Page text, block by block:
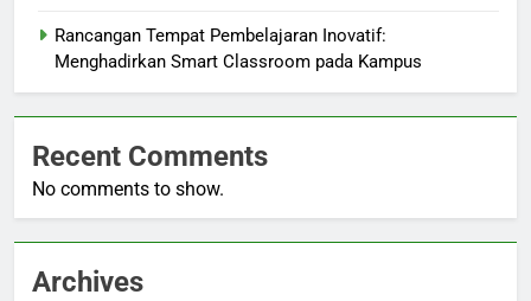
Rancangan Tempat Pembelajaran Inovatif:
Menghadirkan Smart Classroom pada Kampus
Recent Comments
No comments to show.
Archives